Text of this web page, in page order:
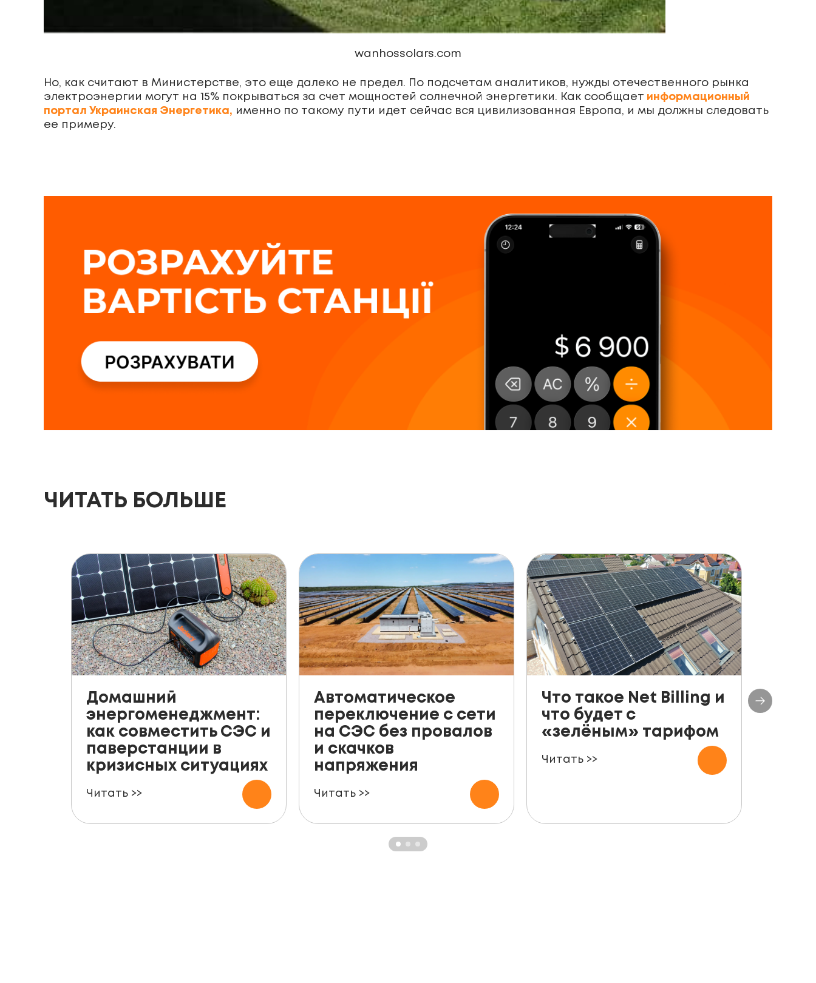
wanhossolars.com
Но, как считают в Министерстве, это еще далеко не предел. По подсчетам аналитиков, нужды отечественного рынка
электроэнергии могут на 15% покрываться за счет мощностей солнечной энергетики. Как сообщает информационный
портал Украинская Энергетика, именно по такому пути идет сейчас вся цивилизованная Европа, и мы должны следовать
ее примеру.
ЧИТАТЬ БОЛЬШЕ
Домашний
энергоменеджмент:
как совместить СЭС и
паверстанции в
кризисных ситуациях
Читать >>
Автоматическое
переключение с сети
на СЭС без провалов
и скачков
напряжения
Читать >>
Что такое Net Billing и
что будет с
«зелёным» тарифом
Читать >>